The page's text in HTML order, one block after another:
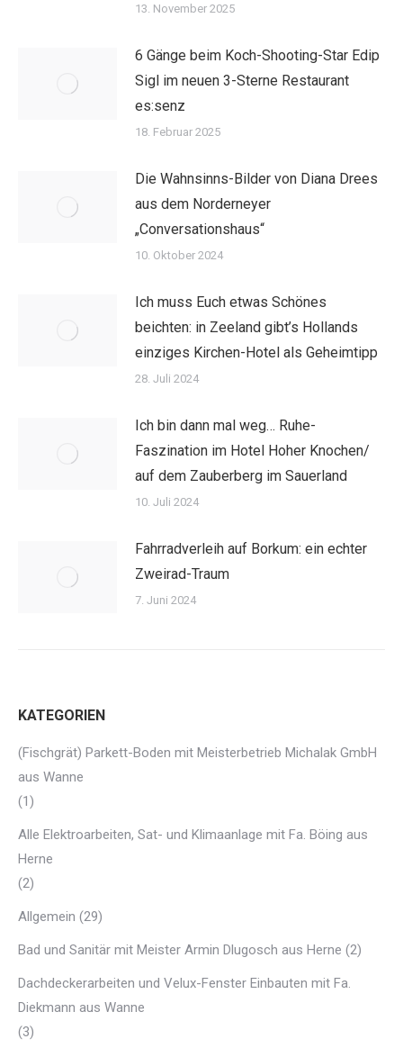
13. November 2025
6 Gänge beim Koch-Shooting-Star Edip
Sigl im neuen 3-Sterne Restaurant
es:senz
18. Februar 2025
Die Wahnsinns-Bilder von Diana Drees
aus dem Norderneyer
„Conversationshaus“
10. Oktober 2024
Ich muss Euch etwas Schönes
beichten: in Zeeland gibt’s Hollands
einziges Kirchen-Hotel als Geheimtipp
28. Juli 2024
Ich bin dann mal weg… Ruhe-
Faszination im Hotel Hoher Knochen/
auf dem Zauberberg im Sauerland
10. Juli 2024
Fahrradverleih auf Borkum: ein echter
Zweirad-Traum
7. Juni 2024
KATEGORIEN
(Fischgrät) Parkett-Boden mit Meisterbetrieb Michalak GmbH
aus Wanne
(1)
Alle Elektroarbeiten, Sat- und Klimaanlage mit Fa. Böing aus
Herne
(2)
Allgemein (29)
Bad und Sanitär mit Meister Armin Dlugosch aus Herne (2)
Dachdeckerarbeiten und Velux-Fenster Einbauten mit Fa.
Diekmann aus Wanne
(3)